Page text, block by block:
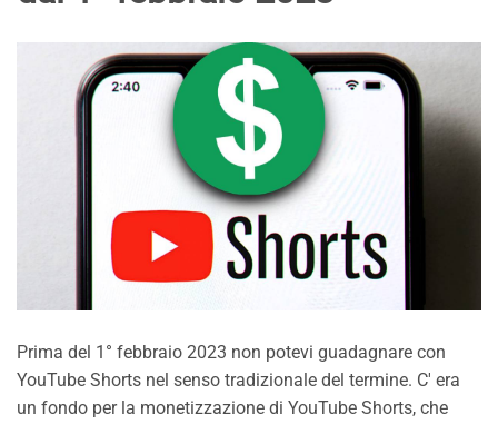
Prima del 1° febbraio 2023 non potevi guadagnare con
YouTube Shorts nel senso tradizionale del termine. C' era
un fondo per la monetizzazione di YouTube Shorts, che